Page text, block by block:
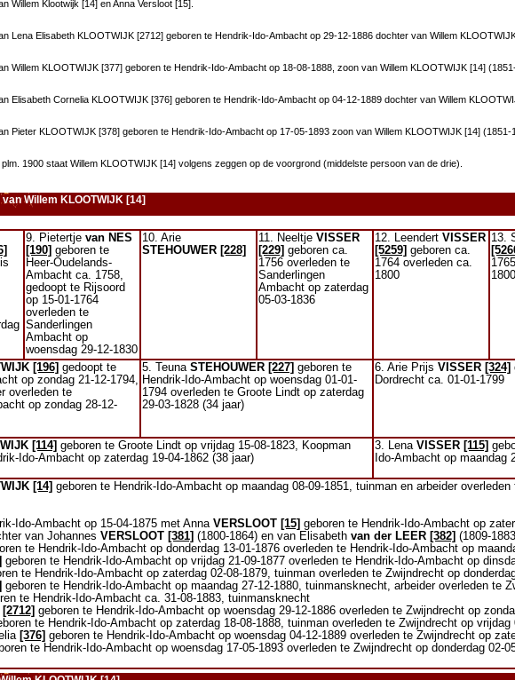
Willem Klootwijk [14] en Anna Versloot [15].
Lena Elisabeth KLOOTWIJK [2712] geboren te Hendrik-Ido-Ambacht op 29-12-1886 dochter van Willem
Willem KLOOTWIJK [377] geboren te Hendrik-Ido-Ambacht op 18-08-1888, zoon van Willem KLOOTWIJK [14]
Elisabeth Cornelia KLOOTWIJK [376] geboren te Hendrik-Ido-Ambacht op 04-12-1889 dochter van Willem
Pieter KLOOTWIJK [378] geboren te Hendrik-Ido-Ambacht op 17-05-1893 zoon van Willem KLOOTWIJK [14]
1900 staat Willem KLOOTWIJK [14] volgens zeggen op de voorgrond (middelste persoon van de drie).
Willem KLOOTWIJK [14]
9. Pietertjevan NES
[190] geboren te
Heer-Oudelands-
Ambacht ca. 1758,
gedoopt te Rijsoord
op 15-01-1764
overleden te
Sanderlingen
Ambacht op
woensdag 29-12-1830
10. Arie
STEHOUWER [228]
11. NeeltjeVISSER
[229] geboren ca.
1756 overleden te
Sanderlingen
Ambacht op zaterdag
05-03-1836
12. LeendertVISSER
[5259] geboren ca.
1764 overleden ca.
1800
13.
1800
[196] gedoopt te
op zondag 21-12-1794,
overleden te
op zondag 28-12-
5. TeunaSTEHOUWER [227] geboren te
Hendrik-Ido-Ambacht op woensdag 01-01-
1794 overleden te Groote Lindt op zaterdag
29-03-1828 (34 jaar)
6. Arie PrijsVISSER [324]
Dordrecht ca. 01-01-1799
[114] geboren te Groote Lindt op vrijdag 15-08-1823, Koopman
Ido-Ambacht op zaterdag 19-04-1862 (38 jaar)
3. LenaVISSER [115]
Ido-Ambacht op maandag
[14] geboren te Hendrik-Ido-Ambacht op maandag 08-09-1851, tuinman en arbeider
Ido-Ambacht op 15-04-1875 met AnnaVERSLOOT [15] geboren te Hendrik-Ido-Ambacht op
van JohannesVERSLOOT [381] (1800-1864) en van Elisabethvan der LEER [382] (1809-
te Hendrik-Ido-Ambacht op donderdag 13-01-1876 overleden te Hendrik-Ido-Ambacht op
geboren te Hendrik-Ido-Ambacht op vrijdag 21-09-1877 overleden te Hendrik-Ido-Ambacht op
te Hendrik-Ido-Ambacht op zaterdag 02-08-1879, tuinman overleden te Zwijndrecht op
geboren te Hendrik-Ido-Ambacht op maandag 27-12-1880, tuinmansknecht, arbeider overleden te
te Hendrik-Ido-Ambacht ca. 31-08-1883, tuinmansknecht
[2712] geboren te Hendrik-Ido-Ambacht op woensdag 29-12-1886 overleden te Zwijndrecht op
te Hendrik-Ido-Ambacht op zaterdag 18-08-1888, tuinman overleden te Zwijndrecht op vrijdag
[376] geboren te Hendrik-Ido-Ambacht op woensdag 04-12-1889 overleden te Zwijndrecht op
te Hendrik-Ido-Ambacht op woensdag 17-05-1893 overleden te Zwijndrecht op donderdag 02-